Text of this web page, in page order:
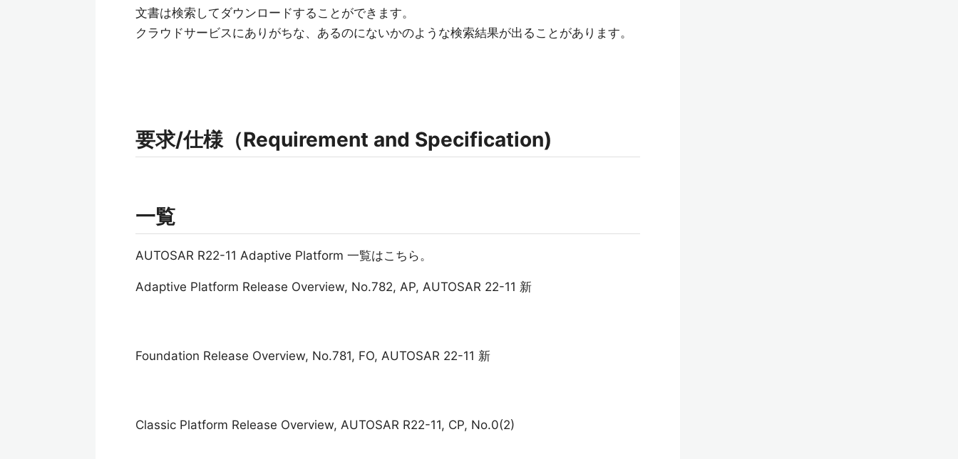
文書は検索してダウンロードすることができます。
クラウドサービスにありがちな、あるのにないかのような検索結果が出ることがあります。
要求/仕様（Requirement and Specification)
一覧
AUTOSAR R22-11 Adaptive Platform 一覧はこちら。
Adaptive Platform Release Overview, No.782, AP, AUTOSAR 22-11 新
Foundation Release Overview, No.781, FO, AUTOSAR 22-11 新
Classic Platform Release Overview, AUTOSAR R22-11, CP, No.0(2)